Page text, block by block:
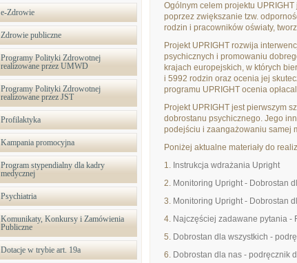
e-Zdrowie
Zdrowie publiczne
Programy Polityki Zdrowotnej
realizowane przez UMWD
Programy Polityki Zdrowotnej
realizowane przez JST
Profilaktyka
Kampania promocyjna
Program stypendialny dla kadry
medycznej
Psychiatria
Komunikaty, Konkursy i Zamówienia
Publiczne
Dotacje w trybie art. 19a
Ogólnym celem projektu
poprzez zwiększanie tzw.
rodzin i pracowników oświaty,
Projekt UPRIGHT rozwija
psychicznych i promowaniu
krajach europejskich, w których
i 5992 rodzin oraz ocenia jej
programu UPRIGHT ocenia
Projekt UPRIGHT jest pierwszym
dobrostanu psychicznego. Jego
podejściu i zaangażowaniu samej
Poniżej aktualne materiały do
1. Instrukcja wdrażania Upright
2. Monitoring Upright - Dobrostan
3. Monitoring Upright - Dobrostan
4. Najczęściej zadawane pytania -
5. Dobrostan dla wszystkich -
6. Dobrostan dla nas - podręcznik